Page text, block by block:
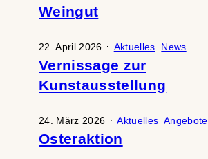
Weingut
22. April 2026 · Aktuelles News
Vernissage zur
Kunstausstellung
24. März 2026 ·Aktuelles Angebote
Osteraktion